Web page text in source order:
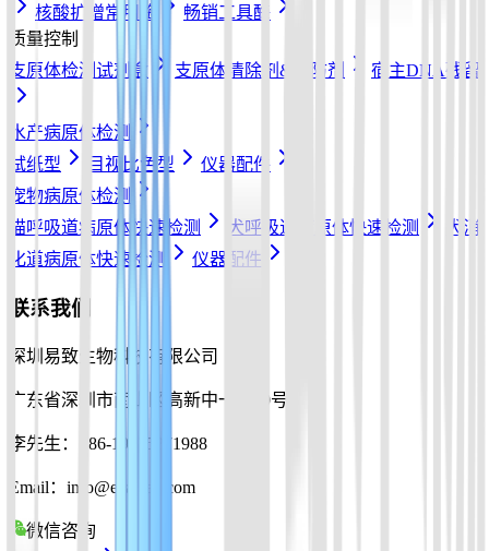
核酸扩增常用酶
畅销工具酶
质量控制
支原体检测试剂盒
支原体清除剂&预防剂 宿主DNA残留
水产病原体检测
试纸型
目视比色型
仪器配件
宠物病原体检测
猫呼吸道病原体快速检测
犬呼吸道病原体快速检测
犬消
化道病原体快速检测
仪器配件
联系我们
深圳易致生物科技有限公司
广东省深圳市南山区高新中一道10号
李先生：+86-19925271988
Email：info@ezassay.com
微信咨询